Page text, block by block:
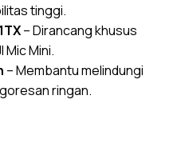
tinggi.
– Dirancang khusus
Mini.
– Membantu melindungi
ringan.